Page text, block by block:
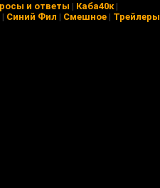
и ответы | Каба40к|
| Синий Фил | Смешное| Трейлеры